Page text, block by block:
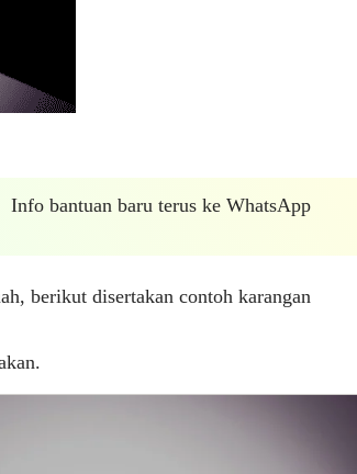
Info bantuan baru terus ke WhatsApp
berikut disertakan contoh karangan